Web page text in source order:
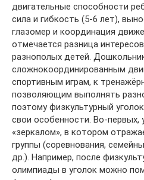
двигательные способности
сила и гибкость (5-6 лет),
глазомер и координация
отмечается разница
разнополых детей.
сложнокоординированным
спортивным играм, к
позволяющим выполнять
поэтому физкультурный
свои особенности. Во-первых,
«зеркалом», в котором
группы (соревнования,
др.). Например, после
олимпиады в уголок можно